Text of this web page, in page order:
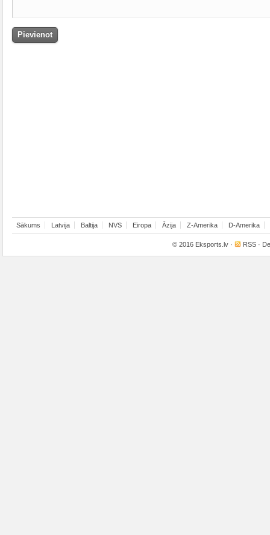
Sākums Latvija Baltija NVS Eiropa Āzija Z-Amerika D-Amerika
© 2016 Eksports.lv · RSS ·